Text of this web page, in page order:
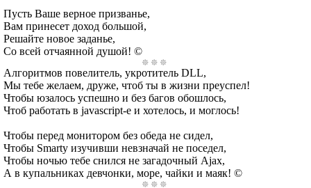
Пусть Ваше верное призванье,
Вам принесет доход большой,
Решайте новое заданье,
Со всей отчаянной душой! ©
Алгоритмов повелитель, укротитель DLL,
Мы тебе желаем, друже, чтоб ты в жизни преуспел!
Чтобы юзалось успешно и без багов обошлось,
Чтоб работать в javascript-е и хотелось, и моглось!
Чтобы перед монитором без обеда не сидел,
Чтобы Smarty изучивши невзначай не поседел,
Чтобы ночью тебе снился не загадочный Ajax,
А в купальниках девчонки, море, чайки и маяк! ©